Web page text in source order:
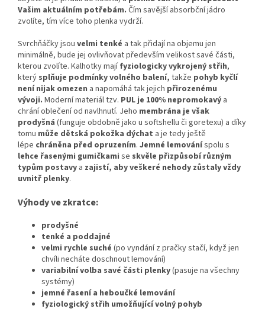
Vašim aktuálním potřebám. Čím savější absorbční jádro
zvolíte, tím více toho plenka vydrží.
Svrchňáčky jsou velmi tenké a tak přidají na objemu jen
minimálně, bude jej ovlivňovat především velikost savé části,
kterou zvolíte. Kalhotky majífyziologicky vykrojený střih,
který splňuje podmínky volného balení, takže pohyb kyčlí
není nijak omezen a napomáhá tak jejich přirozenému
vývoji. Moderní materiál tzv. PUL je 100% nepromokavý a
chrání oblečení od navlhnutí. Jeho membrána je však
prodyšná (funguje obdobně jako u softshellu či goretexu) a díky
tomu může dětská pokožka dýchat a je tedy ještě
lépe chráněna před opruzením. Jemné lemováníspolu s
lehce řasenými gumičkami se skvěle přizpůsobí různým
typům postavy a zajistí, aby veškeré nehody zůstaly vždy
uvnitř plenky.
Výhody ve zkratce:
prodyšné
tenké a poddajné
velmi rychle suché (po vyndání z pračky stačí, když jen
chvíli necháte doschnout lemování)
variabilní volba savé části plenky(pasuje na všechny
systémy)
jemné řasení a heboučké lemování
fyziologický střih umožňující volný pohyb